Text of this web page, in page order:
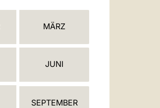
LATINEMÄRZ
JUNI
SEPTEMBER